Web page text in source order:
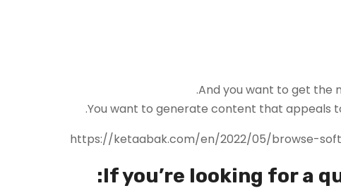
And you want to get the
You want to generate content that appeals
If you’re looking for a